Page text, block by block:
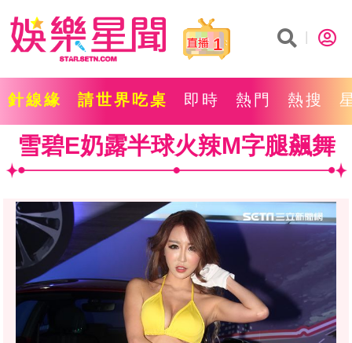
1
針線緣 請世界吃桌 即時 熱門 熱搜
雪碧E奶露半球火辣M字腿飆舞